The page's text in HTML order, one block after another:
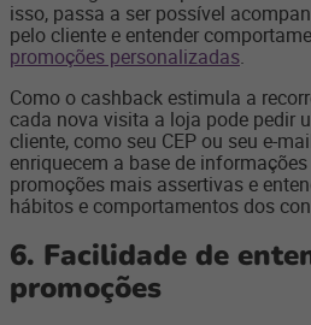
isso, passa a ser possível
pelo cliente e entender
promoções personalizadas.
Como o cashback estimula a
cada nova visita a loja pode pedir
cliente, como seu CEP ou seu e-
enriquecem a base de
promoções mais assertivas e
hábitos e comportamentos dos
6. Facilidade de
promoções